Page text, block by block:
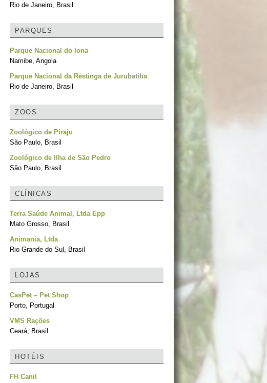
Rio de Janeiro, Brasil
PARQUES
Parque Nacional do Iona
Namibe, Angola
Parque Nacional da Restinga de Jurubatiba
Rio de Janeiro, Brasil
ZOOS
Zoológico de Piraju
São Paulo, Brasil
Zoológico de Ilha de São Pedro
São Paulo, Brasil
CLÍNICAS
Terra Saúde Animal, Ltda Epp
Mato Grosso, Brasil
Animania, Ltda
Rio Grande do Sul, Brasil
LOJAS
CasPet – Pet Shop
Porto, Portugal
VMS Rações
Ceará, Brasil
HOTÉIS
FH Canil